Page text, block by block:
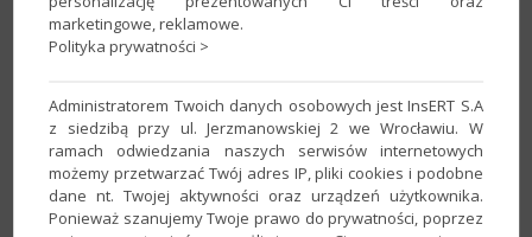
3. System wyświetli listę dekretów – dla błędnie
ponumerowanych dokumentów lub dokumentów
pozbawionych numeracji zostanie zaproponowane nadanie
numeru właściwego, wynikaj​ącego ze stosowanej numeracji.
Istotny jest fakt, że kolejność numerów wyznaczana jest na
marketingowe, reklamowe.
Polityka prywatności >
Administratorem Twoich danych osobowych jest InsERT S.A
z siedzibą przy ul. Jerzmanowskiej 2 we Wrocławiu. W
ramach odwiedzania naszych serwisów internetowych
możemy przetwarzać Twój adres IP, pliki cookies i podobne
dane nt. Twojej aktywności oraz urządzeń użytkownika.
Ponieważ szanujemy Twoje prawo do prywatności, poprzez